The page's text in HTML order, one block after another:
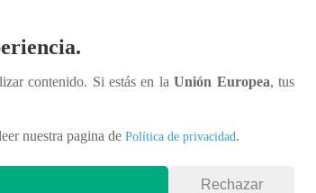
contenido. Si estás en laUnión Europea, tus
nuestra pagina de Política de privacidad.
Rechazar